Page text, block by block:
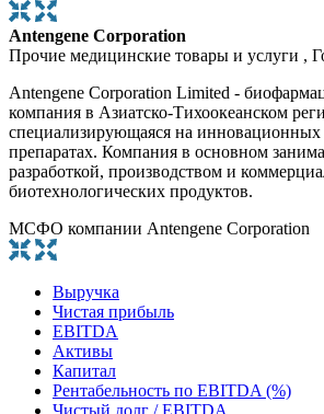
Antengene Corporation
Прочие медицинские товары и услуги ,
Antengene Corporation Limited -
компания в Азиатско-Тихоокеанском
специализирующаяся на инновационных
препаратах. Компания в основном
разработкой, производством и
биотехнологических продуктов.
МСФО компании Antengene Corporation
Выручка
Чистая прибыль
EBITDA
Активы
Капитал
Рентабельность по EBITDA (%)
Чистый долг / EBITDA